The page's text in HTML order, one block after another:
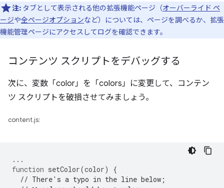
注: タブとして表示される他の拡張機能ページ（オーバーライド ペ
ージや全ページオプションなど）については、ページを調べるか、拡張
機能管理ページにアクセスしてログを確認できます。
コンテンツ スクリプトをデバッグする
次に、変数「color」を「colors」に変更して、コンテン
ツ スクリプトを破損させてみましょう。
content.js:
...
function setColor(color)
{
// There's a typo in the line below;